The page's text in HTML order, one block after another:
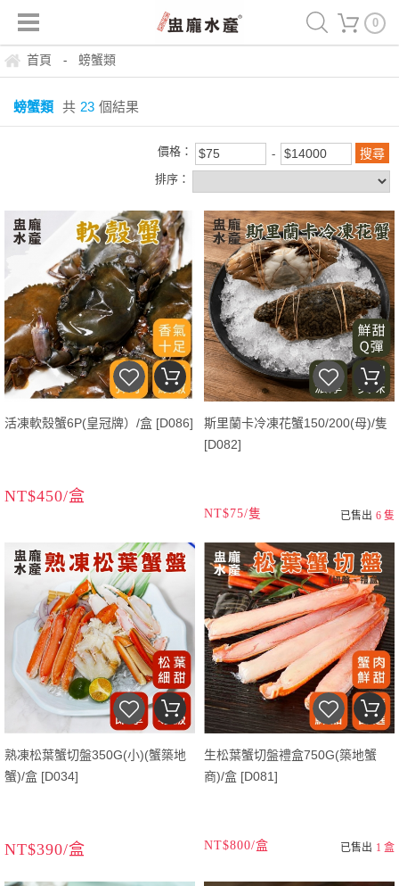
0
首頁 - 螃蟹類
螃蟹類 共 23 個結果
價格：
排序：
活凍軟殼蟹6P(皇冠牌）/盒 [D086]
NT$450/盒
斯里蘭卡冷凍花蟹150/200(母)/隻
[D082]
NT$75/隻 已售出 6 隻
熟凍松葉蟹切盤350G(小)(蟹築地
蟹)/盒 [D034]
NT$390/盒
生松葉蟹切盤禮盒750G(築地蟹
商)/盒 [D081]
NT$800/盒 已售出 1 盒